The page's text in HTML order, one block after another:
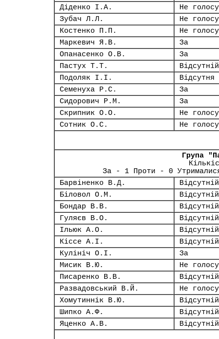
Діденко І.А.
Не
Зубач Л.Л.
Не
Костенко П.П.
Не
Маркевич Я.В.
За
Опанасенко О.В.
За
Пастух Т.Т.
Відсутній
Подоляк І.І.
Відсутня
Семенуха Р.С.
За
Сидорович Р.М.
За
Скрипник О.О.
Не
Сотник О.С.
Не
Група
За - 1 Проти - 0
Барвіненко В.Д.
Відсутній
Біловол О.М.
Відсутній
Бондар В.В.
Відсутній
Гуляєв В.О.
Відсутній
Ільюк А.О.
Відсутній
Кіссе А.І.
Відсутній
Кулініч О.І.
За
Мисик В.Ю.
Не
Писаренко В.В.
Відсутній
Развадовський В.Й.
Не
Хомутиннік В.Ю.
Відсутній
Шипко А.Ф.
Відсутній
Яценко А.В.
Відсутній